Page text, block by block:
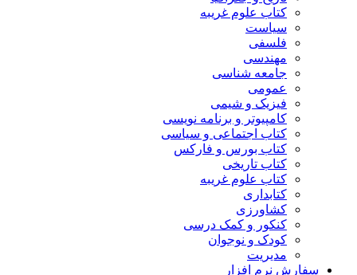
کتاب علوم غریبه
سیاست
فلسفی
مهندسی
جامعه شناسی
عمومی
فیزیک و شیمی
کامپیوتر و برنامه نویسی
کتاب اجتماعی و سیاسی
کتاب بورس و فارکس
کتاب تاریخی
کتاب علوم غریبه
کتابداری
کشاورزی
کنکور و کمک‌ درسی
کودک و نوجوان
مدیریت
سفارش نرم افزار